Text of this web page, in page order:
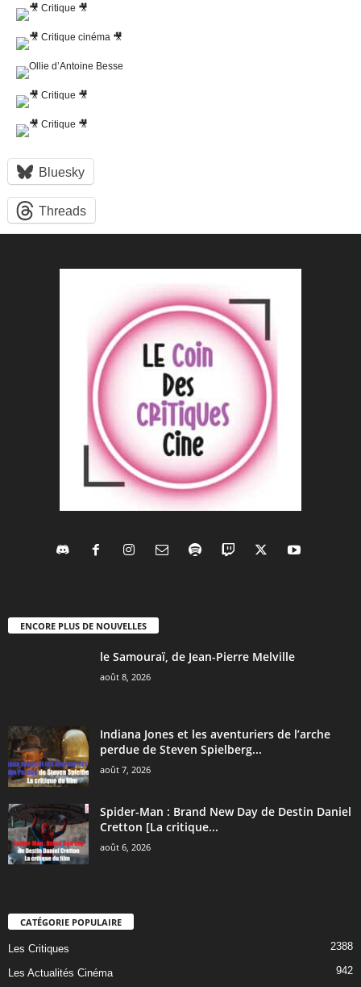
Bluesky
Threads
ENCORE PLUS DE NOUVELLES
le Samouraï, de Jean-Pierre Melville
août 8, 2026
Indiana Jones et les aventuriers de l’arche
perdue de Steven Spielberg...
août 7, 2026
Spider-Man : Brand New Day de Destin Daniel
Cretton [La critique...
août 6, 2026
CATÉGORIE POPULAIRE
Les Critiques 2388
Les Actualités Cinéma 942